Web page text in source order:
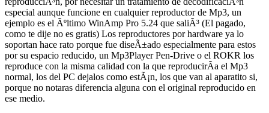
especial aunque funcione en cualquier reproductor de Mp3, un
ejemplo es el Ãºltimo WinAmp Pro 5.24 que saliÃ³ (El pagado,
como te dije no es gratis) Los reproductores por hardware ya lo
soportan hace rato porque fue diseÃ±ado especialmente para estos
por su espacio reducido, un Mp3Player Pen-Drive o el ROKR los
reproduce con la misma calidad con la que reproducirÃ­a el Mp3
normal, los del PC dejalos como estÃ¡n, los que van al aparatito si,
porque no notaras diferencia alguna con el original reproducido en
ese medio.